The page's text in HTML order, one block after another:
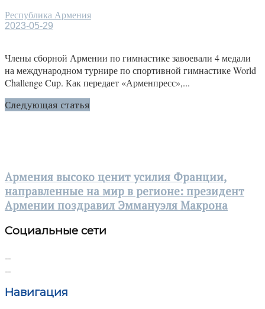
Республика Армения
2023-05-29
Члены сборной Армении по гимнастике завоевали 4 медали
на международном турнире по спортивной гимнастике World
Challenge Cup. Как передает «Арменпресс»,...
Следующая статья
Армения высоко ценит усилия Франции,
направленные на мир в регионе: президент
Армении поздравил Эммануэля Макрона
Социальные сети
Навигация